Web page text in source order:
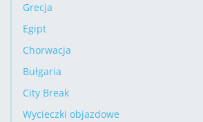
Grecja
Egipt
Chorwacja
Bułgaria
City Break
Wycieczki objazdowe